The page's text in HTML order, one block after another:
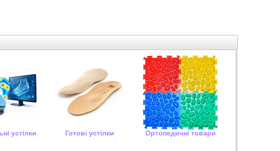
устілки Готові устілки Ортопедичні товари